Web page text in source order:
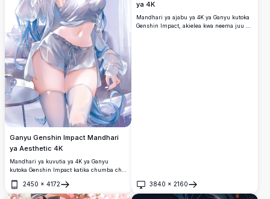
Ganyu Genshin Impact Mandhari
ya Aesthetic 4K
Mandhari ya kuvutia ya 4K ya Ganyu
kutoka Genshin Impact katika chumba cha
nyeupe za kawaida. Nywele nzuri za bluu,
macho ya violet, na mwanga laini
2450 × 4172
Fungua
ya 4K
Mandhari ya ajabu ya 4K ya Ganyu kutoka
Genshin Impact, akielea kwa neema juu ya
3840 × 2160
Fungua